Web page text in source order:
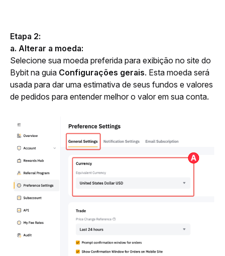
Etapa 2:
a. Alterar a moeda:
Selecione sua moeda preferida para exibição no site do
Bybit na guia Configurações gerais. Esta moeda será
usada para dar uma estimativa de seus fundos e valores
de pedidos para entender melhor o valor em sua conta.